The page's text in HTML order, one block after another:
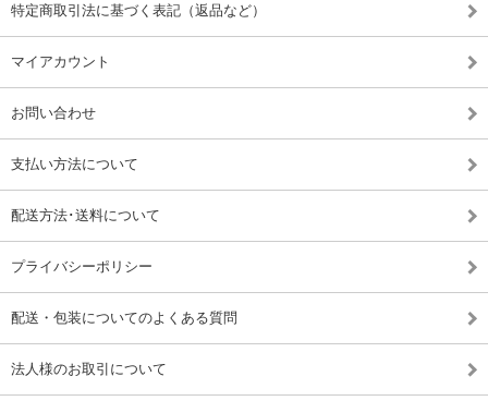
特定商取引法に基づく表記（返品など）
マイアカウント
お問い合わせ
支払い方法について
配送方法･送料について
プライバシーポリシー
配送・包装についてのよくある質問
法人様のお取引について